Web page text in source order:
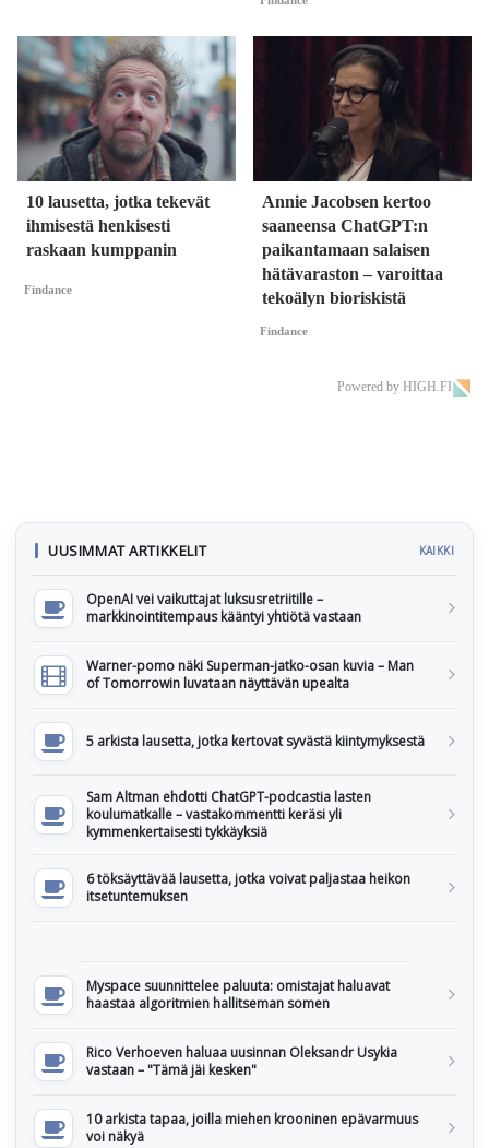
10 lausetta, jotka tekevät
ihmisestä henkisesti
raskaan kumppanin
Findance
Annie Jacobsen kertoo
saaneensa ChatGPT:n
paikantamaan salaisen
hätävaraston – varoittaa
tekoälyn bioriskistä
Findance
Powered by HIGH.FI
UUSIMMAT ARTIKKELIT KAIKKI
OpenAI vei vaikuttajat luksusretriitille –
markkinointitempaus kääntyi yhtiötä vastaan
Warner-pomo näki Superman-jatko-osan kuvia – Man
of Tomorrowin luvataan näyttävän upealta
5 arkista lausetta, jotka kertovat syvästä kiintymyksestä
Sam Altman ehdotti ChatGPT-podcastia lasten
koulumatkalle – vastakommentti keräsi yli
kymmenkertaisesti tykkäyksiä
6 töksäyttävää lausetta, jotka voivat paljastaa heikon
itsetuntemuksen
Myspace suunnittelee paluuta: omistajat haluavat
haastaa algoritmien hallitseman somen
Rico Verhoeven haluaa uusinnan Oleksandr Usykia
vastaan – "Tämä jäi kesken"
10 arkista tapaa, joilla miehen krooninen epävarmuus
voi näkyä